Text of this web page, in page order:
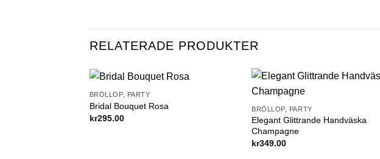
RELATERADE PRODUKTER
BRÖLLOP, PARTY
Bridal Bouquet Rosa
kr295.00
BRÖLLOP, PARTY
Elegant Glittrande Handväska
Champagne
kr349.00